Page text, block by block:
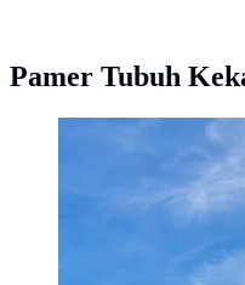
Pamer Tubuh
Aktor Korea Selatan
liburan di Bali